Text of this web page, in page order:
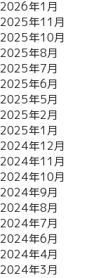
2026年1月
2025年11月
2025年10月
2025年8月
2025年7月
2025年6月
2025年5月
2025年2月
2025年1月
2024年12月
2024年11月
2024年10月
2024年9月
2024年8月
2024年7月
2024年6月
2024年4月
2024年3月